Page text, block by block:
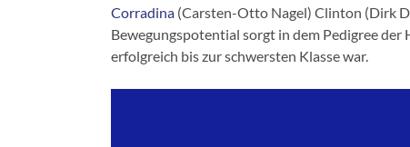
Corradina (Carsten-Otto Nagel) Clinton (Dirk
Bewegungspotential sorgt in dem Pedigree der
erfolgreich bis zur schwersten Klasse war.